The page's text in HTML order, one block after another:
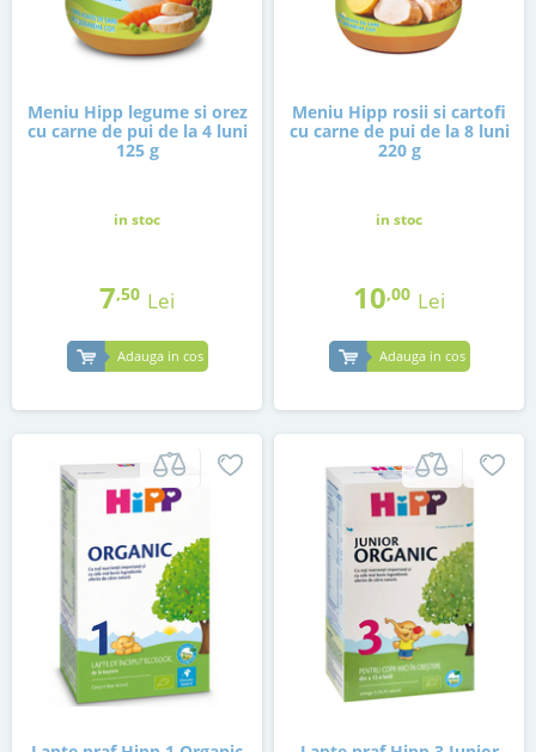
Meniu Hipp legume si orez
cu carne de pui de la 4 luni
125 g
in stoc
7,50 Lei
Adauga in cos
Meniu Hipp rosii si cartofi
cu carne de pui de la 8 luni
220 g
in stoc
10,00 Lei
Adauga in cos